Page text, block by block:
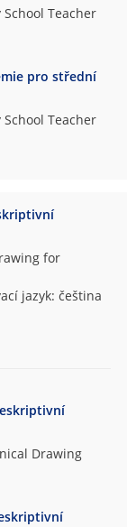
Teacher
pro střední
Teacher
for
jazyk: čeština
Drawing